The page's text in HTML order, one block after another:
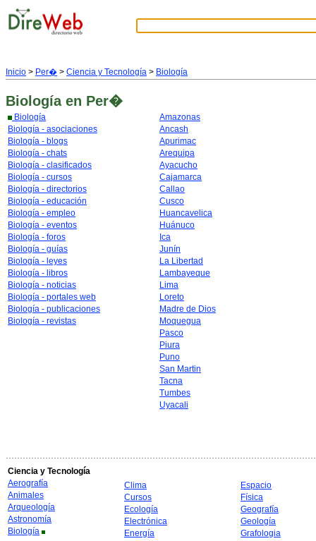
Inicio > Per� > Ciencia y Tecnología > Biología
Biología en Per�
Biología
Biología - asociaciones
Biología - blogs
Biología - chats
Biología - clasificados
Biología - cursos
Biología - directorios
Biología - educación
Biología - empleo
Biología - eventos
Biología - foros
Biología - guías
Biología - leyes
Biología - libros
Biología - noticias
Biología - portales web
Biología - publicaciones
Biología - revistas
Amazonas
Ancash
Apurimac
Arequipa
Ayacucho
Cajamarca
Callao
Cusco
Huancavelica
Huánuco
Ica
Junín
La Libertad
Lambayeque
Lima
Loreto
Madre de Dios
Moquegua
Pasco
Piura
Puno
San Martin
Tacna
Tumbes
Uyacali
Ciencia y Tecnología
Aerografía
Animales
Arqueología
Astronomía
Biología
Clima
Cursos
Ecología
Electrónica
Energía
Espacio
Física
Geografía
Geología
Grafologia